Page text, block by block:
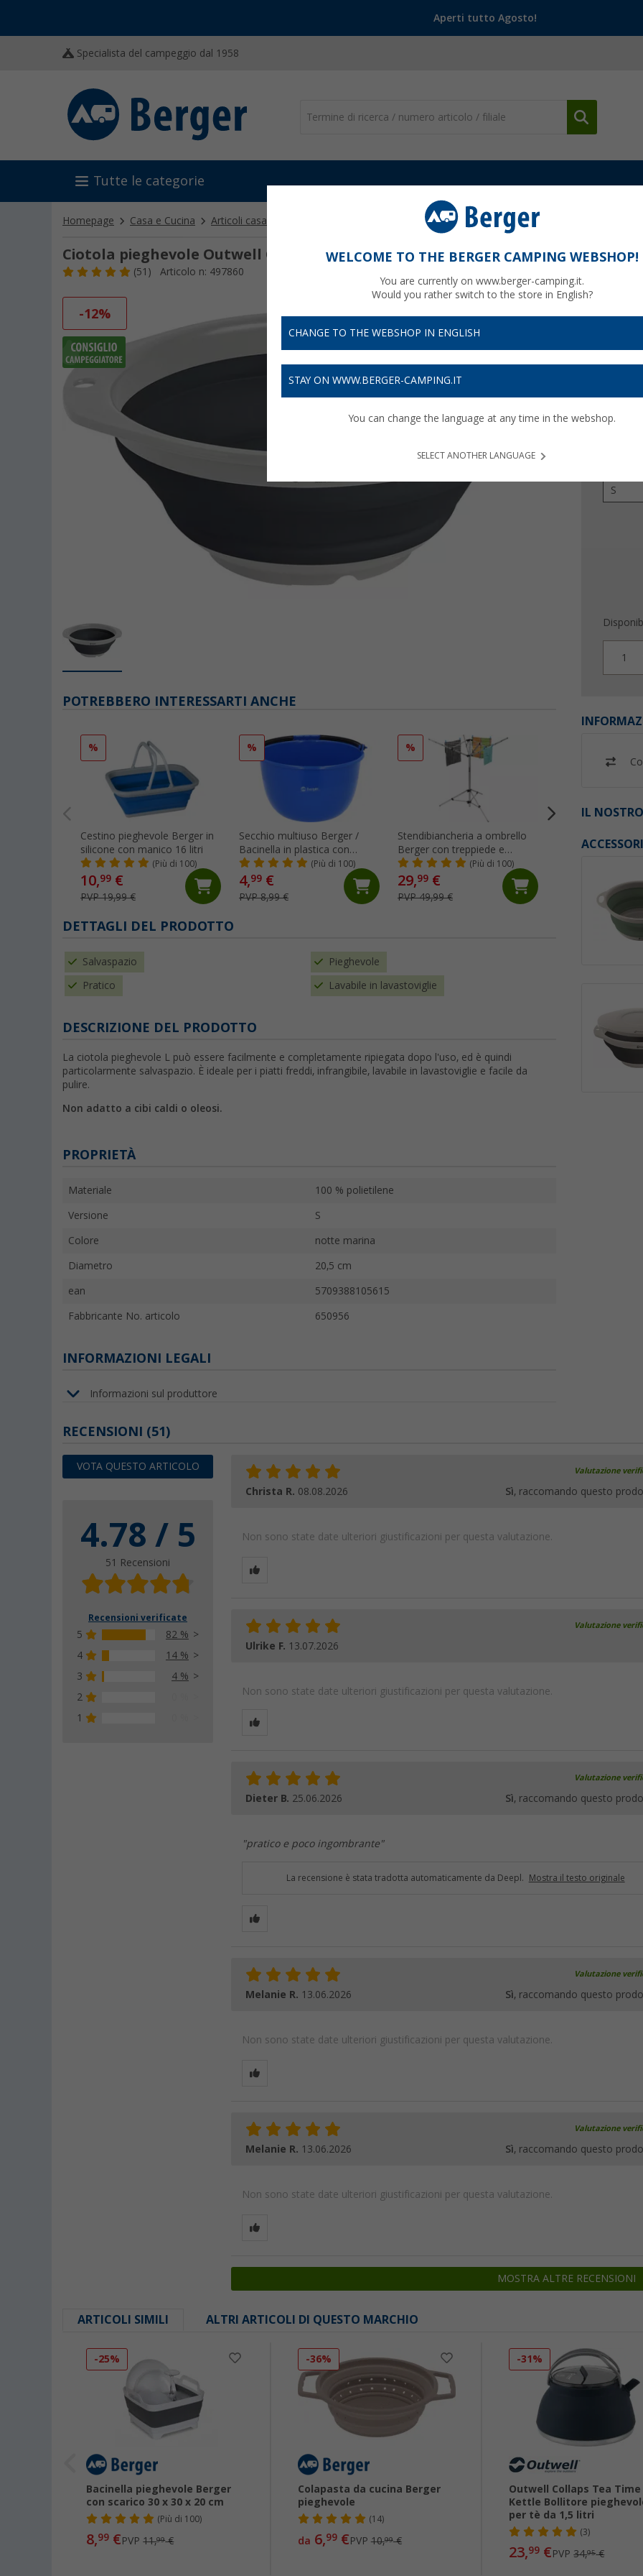
Aperti tutto Agosto!
Specialista del campeggio dal 1958
Tutte le categorie
Homepage Casa e Cucina Articoli casalinghi Articoli casalinghi pieghevoli Bacinella pieghevole Outwell Collaps
Ciotola pieghevole Outwell Collaps Bowl 1 litro S Navy Night
(51) Articolo n: 497860
-12%
Colore
S
1
IL
ACCESSORI
POTREBBERO INTERESSARTI ANCHE
%
Cestino pieghevole Berger in
silicone con manico 16 litri
(Più di 100)
10,99 €
PVP 19,99 €
%
Secchio multiuso Berger /
Bacinella in plastica con
manico 14 litri
(Più di 100)
4,99 €
PVP 8,99 €
%
Stendibiancheria a ombrello
Berger con treppiede e
custodia argento(Più di 100)
29,99 €
PVP 49,99 €
con scarico 30 x
PVP 11,99 €
DETTAGLI DEL PRODOTTO
Salvaspazio Pieghevole
Pratico Lavabile in lavastoviglie
DESCRIZIONE DEL PRODOTTO
La ciotola pieghevole L può essere facilmente e completamente ripiegata dopo l'uso, ed è quindi
particolarmente salvaspazio. È ideale per i piatti freddi, infrangibile, lavabile in lavastoviglie e facile da
pulire.
Non adatto a cibi caldi o oleosi.
PROPRIETÀ
Materiale 100 % polietilene
Versione S
Colore notte marina
Diametro 20,5 cm
ean 5709388105615
Fabbricante No. articolo 650956
INFORMAZIONI LEGALI
Informazioni sul produttore
RECENSIONI (51)
VOTA QUESTO ARTICOLO
4.78 / 5
51 Recensioni
Recensioni verificate
5
82 %
4
14 %
3
4 %
2
1
Valutazione
Christa R. 08.08.2026 Sì, raccomando questo
Non sono state date ulteriori giustificazioni per questa valutazione.
Valutazione
Ulrike F. 13.07.2026
Non sono state date ulteriori giustificazioni per questa valutazione.
Valutazione
Dieter B. 25.06.2026 Sì, raccomando questo
"pratico e poco ingombrante"
La recensione è stata tradotta automaticamente da Deepl. Mostra il testo originale
Valutazione
Melanie R. 13.06.2026 Sì, raccomando questo
Non sono state date ulteriori giustificazioni per questa valutazione.
Valutazione
Melanie R. 13.06.2026 Sì, raccomando questo
Non sono state date ulteriori giustificazioni per questa valutazione.
MOSTRA ALTRE RECENSIONI
ARTICOLI SIMILI ALTRI ARTICOLI DI QUESTO MARCHIO
-25%
Bacinella pieghevole Berger
con scarico 30 x 30 x 20 cm
( Più di 100)
8,99 €PVP11,99€
-36%
Colapasta da cucina Berger
pieghevole
(14)
da 6,99€PVP 10,99€
-31%
Outwell Collaps Tea Time
Kettle Bollitore
per tè da 1,5 litri
(3)
23,99 €PVP34,95€
WELCOME TO THE BERGER CAMPING WEBSHOP!
You are currently on www.berger-camping.it.
Would you rather switch to the store in English?
CHANGE TO THE WEBSHOP IN ENGLISH
STAY ON WWW.BERGER-CAMPING.IT
You can change the language at any time in the webshop.
SELECT ANOTHER LANGUAGE